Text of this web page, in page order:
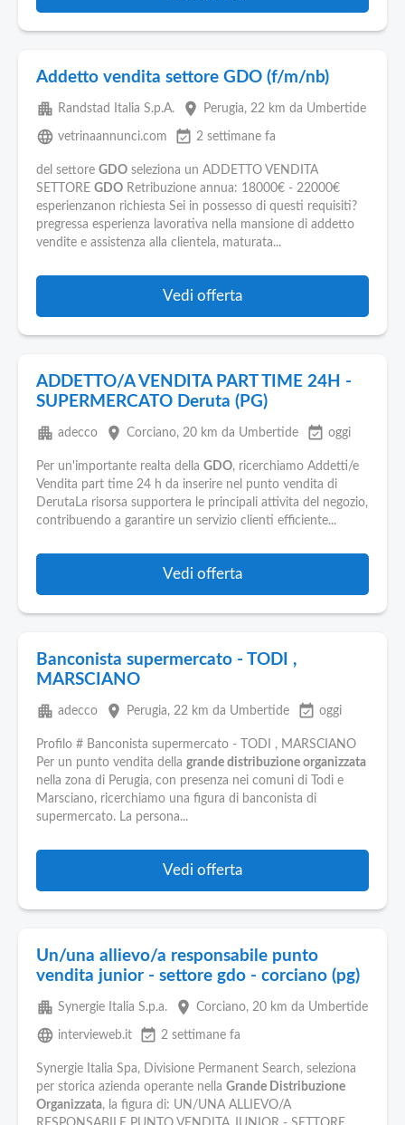
Addetto vendita settore GDO (f/m/nb)
apartment Randstad Italia S.p.A. place Perugia, 22 km da Umbertide
language vetrinaannunci.com event_available 2 settimane fa
del settore GDO seleziona un ADDETTO VENDITA
SETTORE GDO Retribuzione annua: 18000€ - 22000€
esperienzanon richiesta Sei in possesso di questi requisiti?
pregressa esperienza lavorativa nella mansione di addetto
vendite e assistenza alla clientela, maturata...
Vedi offerta
ADDETTO/A VENDITA PART TIME 24H -
SUPERMERCATO Deruta (PG)
apartment adecco place Corciano, 20 km da Umbertide event_available oggi
Per un'importante realta della GDO, ricerchiamo Addetti/e
Vendita part time 24 h da inserire nel punto vendita di
DerutaLa risorsa supportera le principali attivita del negozio,
contribuendo a garantire un servizio clienti efficiente...
Vedi offerta
Banconista supermercato - TODI ,
MARSCIANO
apartment adecco place Perugia, 22 km da Umbertide event_available oggi
Profilo # Banconista supermercato - TODI , MARSCIANO
Per un punto vendita della grande distribuzione organizzata
nella zona di Perugia, con presenza nei comuni di Todi e
Marsciano, ricerchiamo una figura di banconista di
supermercato. La persona...
Vedi offerta
Un/una allievo/a responsabile punto
vendita junior - settore gdo - corciano (pg)
apartment Synergie Italia S.p.a. place Corciano, 20 km da Umbertide
language intervieweb.it event_available 2 settimane fa
Synergie Italia Spa, Divisione Permanent Search, seleziona
per storica azienda operante nella Grande Distribuzione
Organizzata, la figura di: UN/UNA ALLIEVO/A